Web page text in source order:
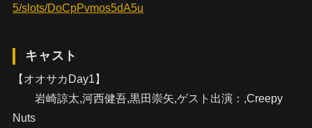
5/slots/DoCpPvmos5dA5u
キャスト
【オオサカDay1】
岩崎諒太,河西健吾,黒田崇矢,ゲスト出演：,Creepy
Nuts